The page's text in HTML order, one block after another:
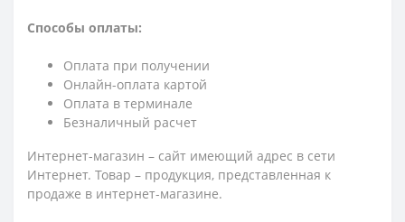
Способы оплаты:
Оплата при получении
Онлайн-оплата картой
Оплата в терминале
Безналичный расчет
Интернет-магазин – сайт имеющий адрес в сети
Интернет. Товар – продукция, представленная к
продаже в интернет-магазине.